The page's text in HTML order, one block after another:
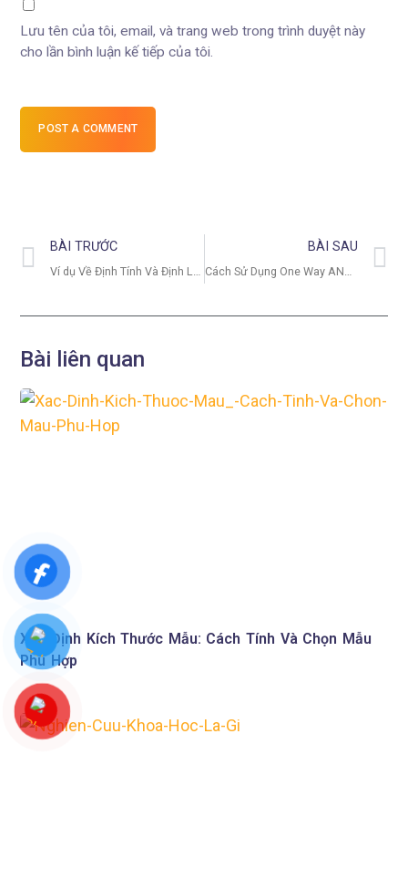
Lưu tên của tôi, email, và trang web trong trình duyệt này
cho lần bình luận kế tiếp của tôi.
POST A COMMENT
BÀI TRƯỚC BÀI SAU
Bài liên quan
Xác Định Kích Thước Mẫu: Cách Tính Và Chọn Mẫu
Phù Hợp